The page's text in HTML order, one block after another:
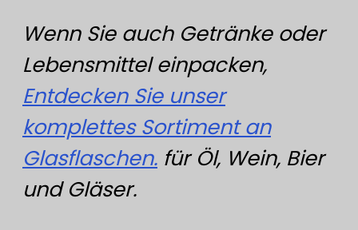
Wenn Sie auch Getränke oder
Lebensmittel einpacken,
Entdecken Sie unser
komplettes Sortiment an
Glasflaschen. für Öl, Wein, Bier
und Gläser.